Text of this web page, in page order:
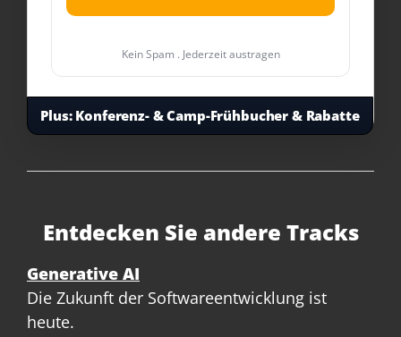
Kein Spam . Jederzeit austragen
Plus:Konferenz- & Camp-Frühbucher & Rabatte
Entdecken Sie andere Tracks
Generative AI
Die Zukunft der Softwareentwicklung ist
heute.